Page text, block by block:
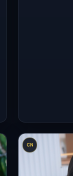
CN